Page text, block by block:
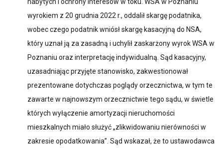
wyrokiem z 20 grudnia 2022 r., oddalił skargę podatnika,
wobec czego podatnik wniósł skargę kasacyjną do NSA,
który uznał ją za zasadną i uchylił zaskarżony wyrok WSA w
Poznaniu oraz interpretację indywidualną. Sąd kasacyjny,
uzasadniając przyjęte stanowisko, zakwestionował
prezentowane dotychczas poglądy orzecznictwa, w tym te
zawarte w najnowszym orzecznictwie tego sądu, w świetle
których wyłączenie amortyzacji nieruchomości
mieszkalnych miało służyć „zlikwidowaniu nierówności w
zakresie opodatkowania”. Sąd wskazał, że to ustawodawca